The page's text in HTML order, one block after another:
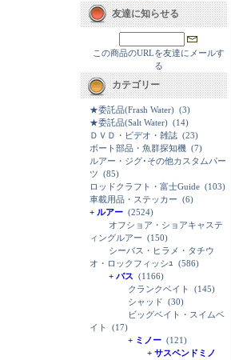
友達に知らせる
この商品のURLを友達にメールす
る
カテゴリー
★委託品(Frash Water) (3)
★委託品(Salt Water) (14)
ＤＶＤ・ビデオ・雑誌 (23)
ボート部品・魚群探知機 (7)
ルアー・ジグ･その他カスタムパー
ツ (85)
ロッドクラフト・富士Guide (103)
車載用品・ステッカー (6)
+ ルアー (2524)
オフショア・ショアキャステ
ィングルアー (150)
シーバス・ヒラメ・タチウ
オ・ロックフィッシｭ (586)
+ バス (1166)
クランクベイト
(145)
シャッド (30)
ビッグベイト・スイムベ
イト
(17)
+ ミノー (121)
+ サスペンドミノ